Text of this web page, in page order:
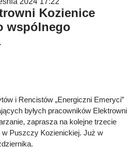
Kozienice
wspólnego
i Rencistów „Energiczni Emeryci”
byłych pracowników Elektrowni
zaprasza na kolejne trzecie
Puszczy Kozienickiej. Już w